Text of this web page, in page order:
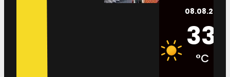
08.08.2026.
33
°C